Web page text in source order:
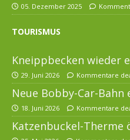
05. Dezember 2025
TOURISMUS
Kneippbecken wieder
29. Juni 2026 Kommentare
Neue Bobby-Car-Bahn
18. Juni 2026 Kommentare
Katzenbuckel-Therme